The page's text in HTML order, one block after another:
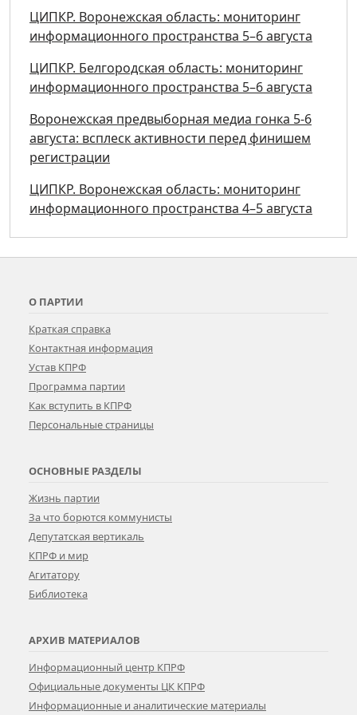
ЦИПКР. Воронежская область: мониторинг
информационного пространства 5–6 августа
ЦИПКР. Белгородская область: мониторинг
информационного пространства 5–6 августа
Воронежская предвыборная медиа гонка 5-6
августа: всплеск активности перед финишем
регистрации
ЦИПКР. Воронежская область: мониторинг
информационного пространства 4–5 августа
О ПАРТИИ
Краткая справка
Контактная информация
Устав КПРФ
Программа партии
Как вступить в КПРФ
Персональные страницы
ОСНОВНЫЕ РАЗДЕЛЫ
Жизнь партии
За что борются коммунисты
Депутатская вертикаль
КПРФ и мир
Агитатору
Библиотека
АРХИВ МАТЕРИАЛОВ
Информационный центр КПРФ
Официальные документы ЦК КПРФ
Информационные и аналитические материалы